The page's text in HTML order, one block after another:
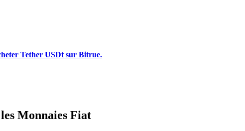
Tether USDt sur Bitrue.
Monnaies Fiat